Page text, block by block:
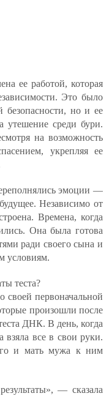
ее работой, которая
Это было
безопасности, но и ее
утешение среди бури.
на возможность
укрепляя ее
эмоции —
Независимо от
Времена, когда
Она была готова
ради своего сына и
условиям.
теста?
первоначальной
произошли после
ДНК. В день, когда
все в свои руки.
и мать мужа к ним
— сказала